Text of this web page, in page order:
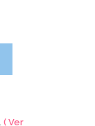
( Ver